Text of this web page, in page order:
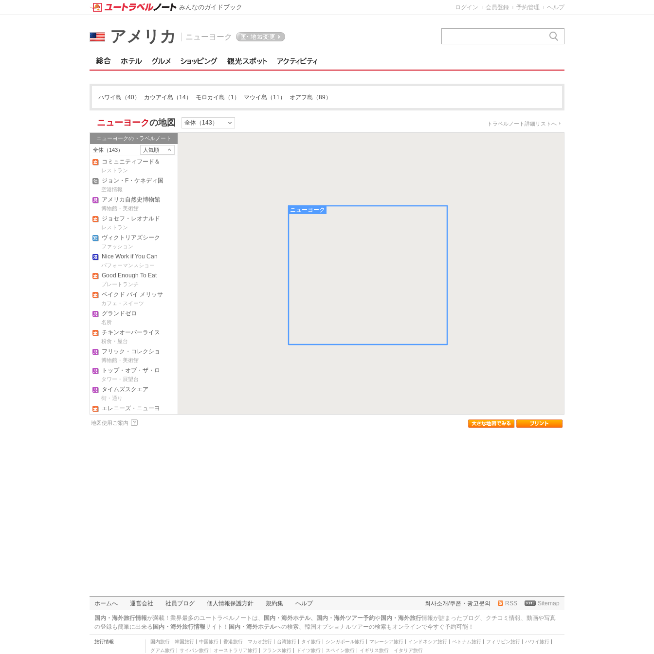
アメリカ ニューヨーク
ハワイ島 （40） カウアイ島 （14） モロカイ島 （1） マウイ島 （11） オアフ島 （89）
ニューヨークの地図 全体（143） トラベルノート詳細リストへ
ニューヨークのトラベルノート
全体（143）
人気順
コミュニティフード＆
ジュース
レストラン
ジョン・F・ケネディ国
際空港
空港情報
アメリカ自然史博物館
博物館・美術館
ジョセフ・レオナルド
レストラン
ヴィクトリアズシーク
レット(34E 57th st)
ファッション
Nice Work if You Can
Get It
パフォーマンスショー
Good Enough To Eat
プレートランチ
ベイクド バイ メリッサ
カフェ・スイーツ
グランドゼロ
名所
チキンオーバーライス
粉食・屋台
フリック・コレクショ
ン
博物館・美術館
トップ・オブ・ザ・ロ
ック
タワー・展望台
タイムズスクエア
街・通り
エレニーズ・ニューヨ
ーク
ブルックリンブリッジ
ガスコーニュ
フランス料理
ユニオンスクエア グリ
ーンマーケット
食料品
ベイビーケークス
カフェ・スイーツ
ニューヨーク
地図使用ご案内
みんなのガイドブック ログイン 会員登録 予約管理 ヘルプ
ホームへ 運営会社 社員ブログ 個人情報保護方針 規約集 ヘルプ 회사소개/쿠폰・광고문의 RSS Sitemap
国内・海外旅行情報が満載！業界最多のユートラベルノートは、 国内・海外ホテル、国内・海外ツアー予約や国内・海外旅行情報が詰まったブログ、クチコミ情報、動画や写真
の登録も簡単に出来る 国内・海外旅行情報サイト！ 国内・海外ホテルへの検索、 韓国オプショナルツアーの検索もオンラインで今すぐ予約可能！
旅行情報 国内旅行 韓国旅行 中国旅行 香港旅行 マカオ旅行 台湾旅行 タイ旅行 シンガポール旅行 マレーシア旅行 インドネシア旅行 ベトナム旅行 フィリピン旅行
ハワイ旅行
グアム旅行
サイパン旅行 オーストラリア旅行 フランス旅行 ドイツ旅行 スペイン旅行 イギリス旅行 イタリア旅行